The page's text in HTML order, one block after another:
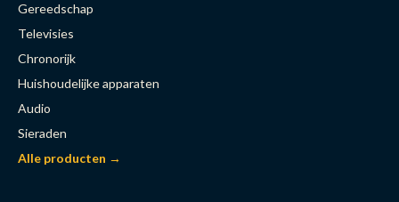
Gereedschap
Televisies
Chronorijk
Huishoudelijke apparaten
Audio
Sieraden
Alle producten →